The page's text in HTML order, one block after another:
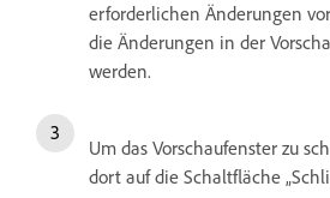
erforderlichen Änderungen
die Änderungen in der
werden.
Um das Vorschaufenster zu
dort auf die Schaltfläche